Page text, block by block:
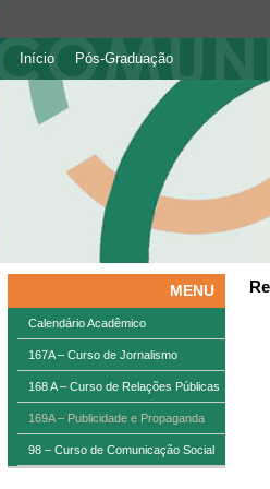
Início Pós-Graduação
MENU
Calendário Acadêmico
167A – Curso de Jornalismo
168 A – Curso de Relações Públicas
169A – Publicidade e Propaganda
98 – Curso de Comunicação Social